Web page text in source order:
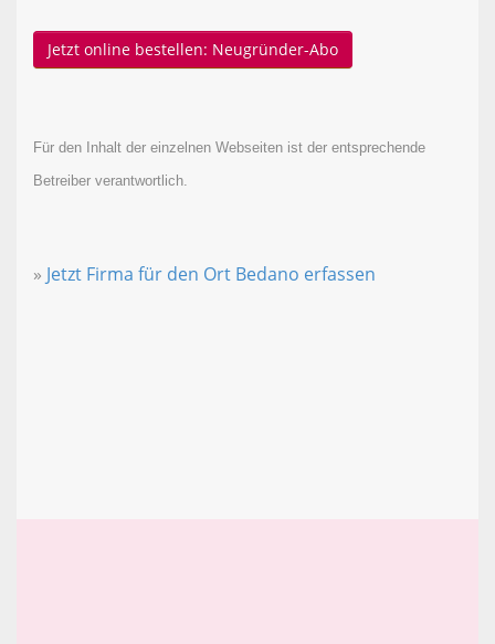
Jetzt online bestellen: Neugründer-Abo
Für den Inhalt der einzelnen Webseiten ist der entsprechende
Betreiber verantwortlich.
» Jetzt Firma für den Ort Bedano erfassen